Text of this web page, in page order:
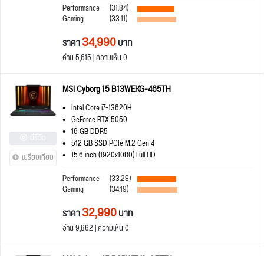
Performance
(31.84)
Gaming (33.11)
ราคา34,990บาท
อ่าน 5,615 | ความเห็น 0
เปรียบเทียบ
MSI Cyborg 15 B13WEKG-465TH
Intel Core i7-13620H
GeForce RTX 5050
16 GB DDR5
512 GB SSD PCIe M.2 Gen 4
15.6 inch (1920x1080) Full HD
Performance
(33.28)
Gaming (34.19)
ราคา32,990บาท
อ่าน 9,862 | ความเห็น 0